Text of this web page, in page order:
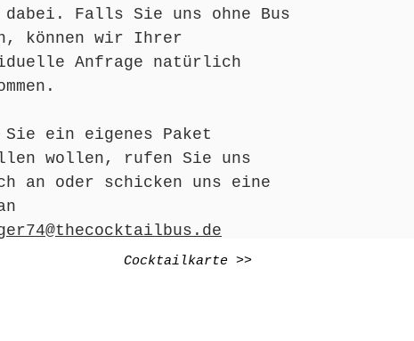
dabei. Falls Sie uns ohne Bus
können wir Ihrer
Anfrage natürlich
ein eigenes Paket
wollen, rufen Sie uns
an oder schicken uns eine
Cocktailkarte >>